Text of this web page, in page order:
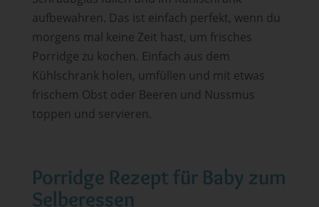
aufbewahren. Das ist einfach perfekt, wenn du
morgens mal keine Zeit hast, um frisches
Porridge zu kochen. Einfach aus dem
Kühlschrank holen, umfüllen und mit etwas
frischem Obst oder Beeren und Nussmus
toppen und servieren.
Porridge Rezept für Baby zum
Selberessen